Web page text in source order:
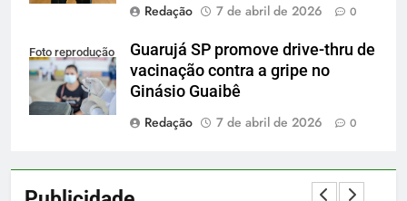
Redação
7 de abril de 2026 0
Foto reprodução
Guarujá SP promove drive-thru de
vacinação contra a gripe no
Ginásio Guaibê
Redação
7 de abril de 2026 0